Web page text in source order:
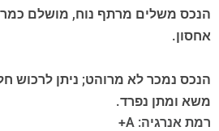
הנכס משלים מרתף נוח, מושלם
אחסון.
הנכס נמכר לא מרוהט; ניתן לרכוש
משא ומתן נפרד.
רמת אנרגיה: A+